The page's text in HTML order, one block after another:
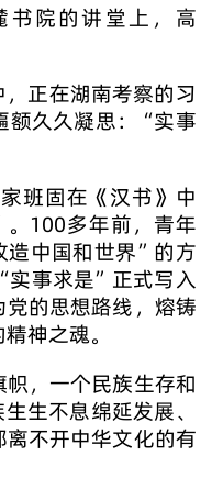
书院的讲堂上，高
正在湖南考察的习
额久久凝思：“实事
班固在《汉书》中
100多年前，青年
造中国和世界”的方
实事求是”正式写入
的思想路线，熔铸
神之魂。
，一个民族生存和
生不息绵延发展、
不开中华文化的有